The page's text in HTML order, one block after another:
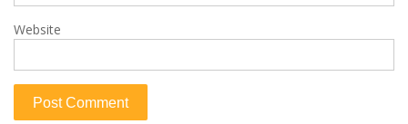
Website